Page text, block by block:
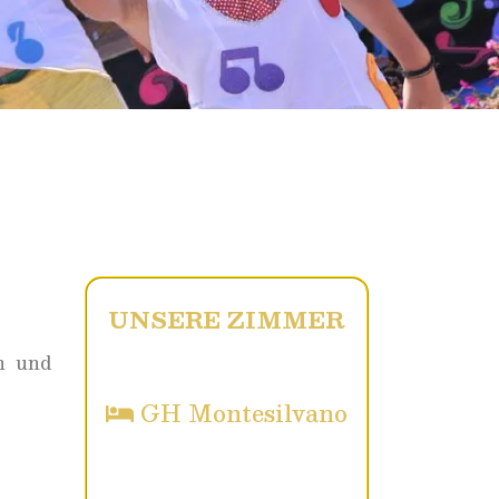
und
UNSERE ZIMMER
GH Montesilvano